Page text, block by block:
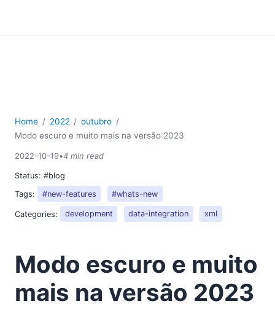
Home 2022
outubro
Modo escuro e muito mais na versão 2023
2022-10-19•4 min read
Status: #blog
Tags:
#new-features #whats-new
Categories: development data-integration xml
Modo escuro e muito
mais na versão 2023